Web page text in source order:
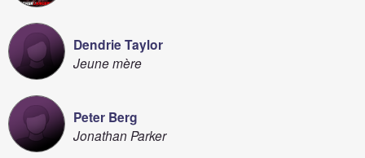
Dendrie Taylor
Jeune mère
Peter Berg
Jonathan Parker